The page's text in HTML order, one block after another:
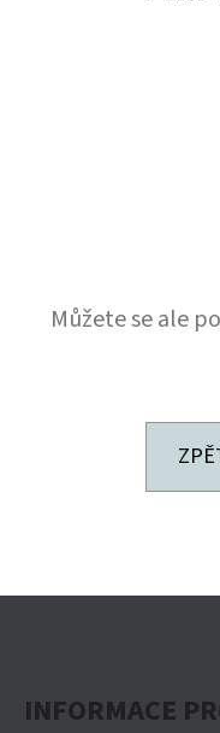
Můžete se ale
INFORMACE